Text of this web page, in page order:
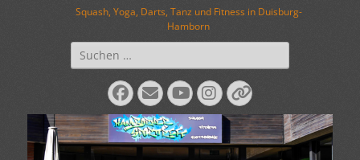
Squash, Yoga, Darts, Tanz und Fitness in Duisburg-
Hamborn
Suchen
nach:
Facebook
E-
Mail
YouTube
Instagram
Verknüpfung